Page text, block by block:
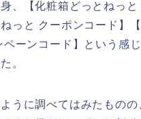
、【化粧箱どっとねっ
っと クーポンコード】
ペーンコード】という感
。
うに調べてはみたものの